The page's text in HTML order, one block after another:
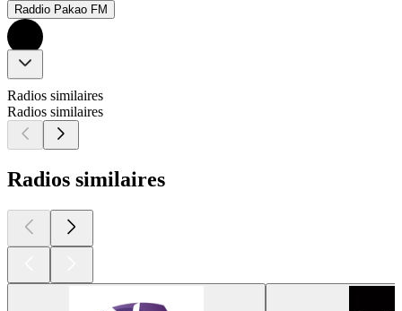
Raddio Pakao FM
Radios similaires
Radios similaires
Radios similaires